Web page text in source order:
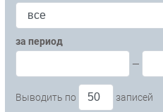
за период
—
Выводить по записей